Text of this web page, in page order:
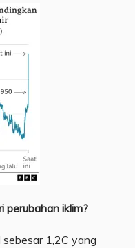
perubahan iklim?
1,2C yang